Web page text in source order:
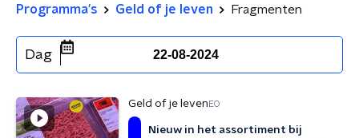
Programma's Geld of je leven Fragmenten
Dag 22-08-2024
Geld of je leven EO
Nieuw in het assortiment bij